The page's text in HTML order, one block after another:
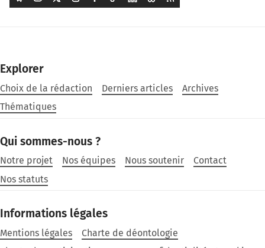
Explorer
Choix de la rédaction Derniers articles
Archives
Thématiques
Qui sommes-nous ?
Notre projet Nos équipes Nous soutenir
Contact
Nos statuts
Informations légales
Mentions légales
Charte de déontologie